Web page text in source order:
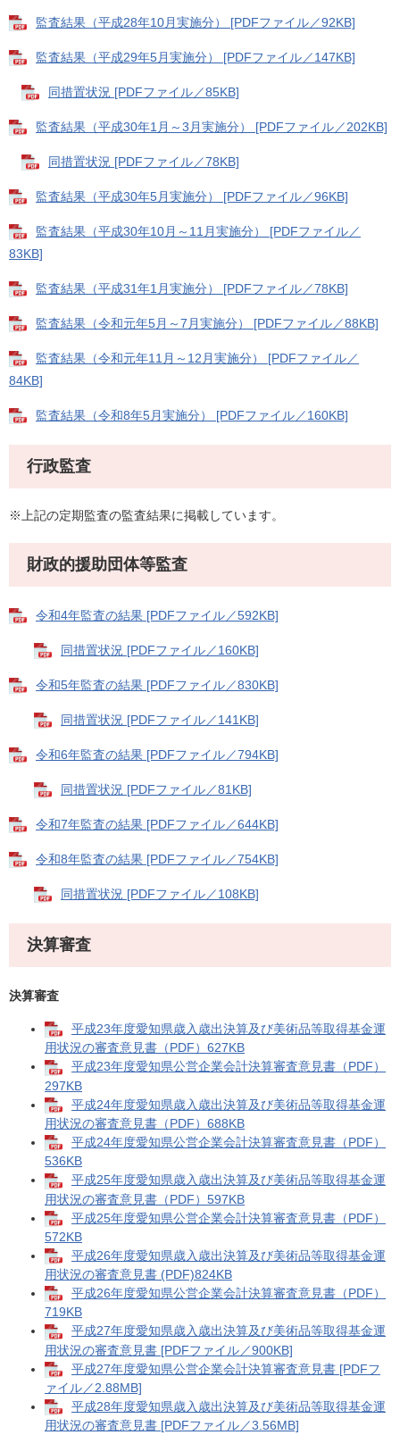
監査結果（平成28年10月実施分） [PDFファイル／92KB]
監査結果（平成29年5月実施分） [PDFファイル／147KB]
同措置状況 [PDFファイル／85KB]
監査結果（平成30年1月～3月実施分） [PDFファイル／202KB]
同措置状況 [PDFファイル／78KB]
監査結果（平成30年5月実施分） [PDFファイル／96KB]
監査結果（平成30年10月～11月実施分） [PDFファイル／
83KB]
監査結果（平成31年1月実施分） [PDFファイル／78KB]
監査結果（令和元年5月～7月実施分） [PDFファイル／88KB]
監査結果（令和元年11月～12月実施分） [PDFファイル／
84KB]
監査結果（令和8年5月実施分） [PDFファイル／160KB]
行政監査
※上記の定期監査の監査結果に掲載しています。
財政的援助団体等監査
令和4年監査の結果 [PDFファイル／592KB]
同措置状況 [PDFファイル／160KB]
令和5年監査の結果 [PDFファイル／830KB]
同措置状況 [PDFファイル／141KB]
令和6年監査の結果 [PDFファイル／794KB]
同措置状況 [PDFファイル／81KB]
令和7年監査の結果 [PDFファイル／644KB]
令和8年監査の結果 [PDFファイル／754KB]
同措置状況 [PDFファイル／108KB]
決算審査
決算審査
平成23年度愛知県歳入歳出決算及び美術品等取得基金運
用状況の審査意見書（PDF）627KB
平成23年度愛知県公営企業会計決算審査意見書（PDF）
297KB
平成24年度愛知県歳入歳出決算及び美術品等取得基金運
用状況の審査意見書（PDF）688KB
平成24年度愛知県公営企業会計決算審査意見書（PDF）
536KB
平成25年度愛知県歳入歳出決算及び美術品等取得基金運
用状況の審査意見書（PDF）597KB
平成25年度愛知県公営企業会計決算審査意見書（PDF）
572KB
平成26年度愛知県歳入歳出決算及び美術品等取得基金運
用状況の審査意見書 (PDF)824KB
平成26年度愛知県公営企業会計決算審査意見書（PDF）
719KB
平成27年度愛知県歳入歳出決算及び美術品等取得基金運
用状況の審査意見書 [PDFファイル／900KB]
平成27年度愛知県公営企業会計決算審査意見書 [PDFフ
ァイル／2.88MB]
平成28年度愛知県歳入歳出決算及び美術品等取得基金運
用状況の審査意見書 [PDFファイル／3.56MB]